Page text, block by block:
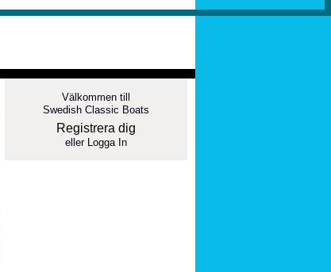
Välkommen till
Swedish Classic Boats
Registrera dig
eller Logga In